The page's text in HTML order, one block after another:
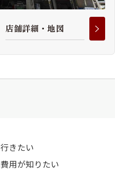
店舗詳細 ・地図
きたい
用が知りたい